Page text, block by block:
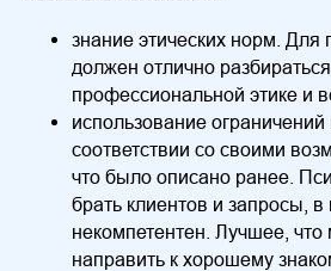
знание этических норм. Для
должен отлично
профессиональной этике и
использование ограничений
соответствии со своими
что было описано ранее.
брать клиентов и запросы,
некомпетентен. Лучшее, что
направить к хорошему